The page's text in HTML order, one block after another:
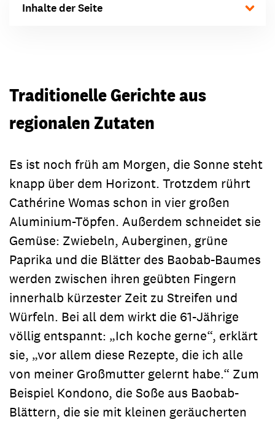
Inhalte der Seite
Traditionelle Gerichte aus
regionalen Zutaten
Es ist noch früh am Morgen, die Sonne steht
knapp über dem Horizont. Trotzdem rührt
Cathérine Womas schon in vier großen
Aluminium-Töpfen. Außerdem schneidet sie
Gemüse: Zwiebeln, Auberginen, grüne
Paprika und die Blätter des Baobab-Baumes
werden zwischen ihren geübten Fingern
innerhalb kürzester Zeit zu Streifen und
Würfeln. Bei all dem wirkt die 61-Jährige
völlig entspannt: „Ich koche gerne“, erklärt
sie, „vor allem diese Rezepte, die ich alle
von meiner Großmutter gelernt habe.“ Zum
Beispiel Kondono, die Soße aus Baobab-
Blättern, die sie mit kleinen geräucherten